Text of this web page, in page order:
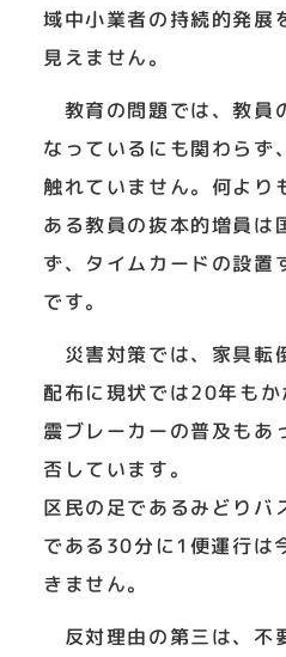
域中小業者の持続的発展
見えません。
教育の問題では、教員
なっているにも関わらず
触れていません。何より
ある教員の抜本的増員は
ず、タイムカードの設置
です。
災害対策では、家具転
配布に現状では20年も
震ブレーカーの普及もあ
否しています。
区民の足であるみどりバ
である30分に1便運行は
きません。
反対理由の第三は、不